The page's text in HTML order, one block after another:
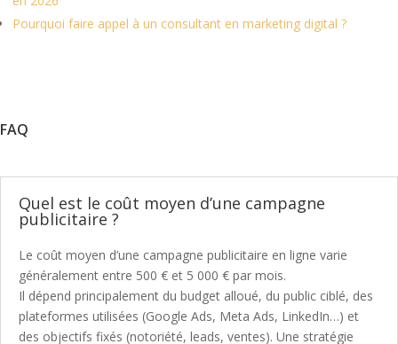
Pourquoi faire appel à un consultant en marketing digital ?
FAQ
Quel est le coût moyen d’une campagne
publicitaire ?
Le coût moyen d’une campagne publicitaire en ligne varie
généralement entre 500 € et 5 000 € par mois.
Il dépend principalement du budget alloué, du public ciblé, des
plateformes utilisées (Google Ads, Meta Ads, LinkedIn…) et
des objectifs fixés (notoriété, leads, ventes). Une stratégie